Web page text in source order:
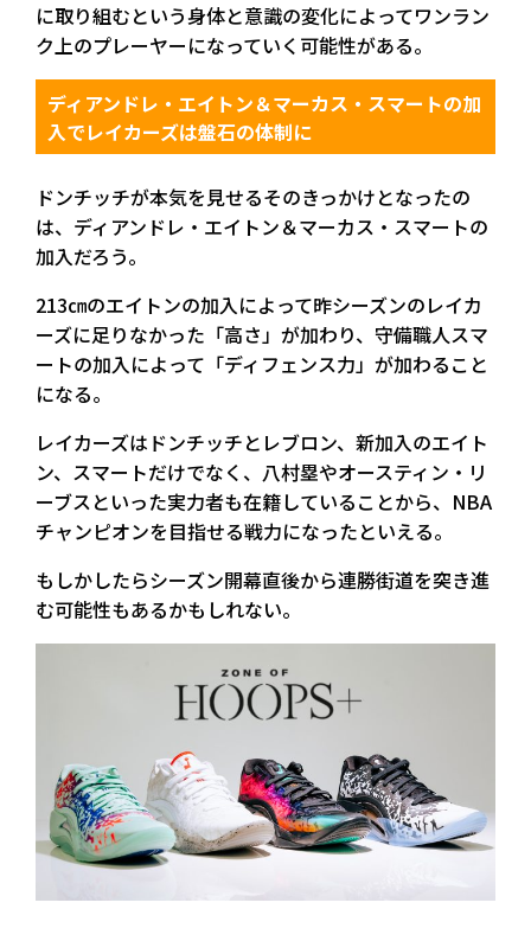
に取り組むという身体と意識の変化によってワンラン
ク上のプレーヤーになっていく可能性がある。
ディアンドレ・エイトン＆マーカス・スマートの加
入でレイカーズは盤石の体制に
ドンチッチが本気を見せるそのきっかけとなったの
は、ディアンドレ・エイトン＆マーカス・スマートの
加入だろう。
213㎝のエイトンの加入によって昨シーズンのレイカ
ーズに足りなかった「高さ」が加わり、守備職人スマ
ートの加入によって「ディフェンス力」が加わること
になる。
レイカーズはドンチッチとレブロン、新加入のエイト
ン、スマートだけでなく、八村塁やオースティン・リ
ーブスといった実力者も在籍していることから、NBA
チャンピオンを目指せる戦力になったといえる。
もしかしたらシーズン開幕直後から連勝街道を突き進
む可能性もあるかもしれない。